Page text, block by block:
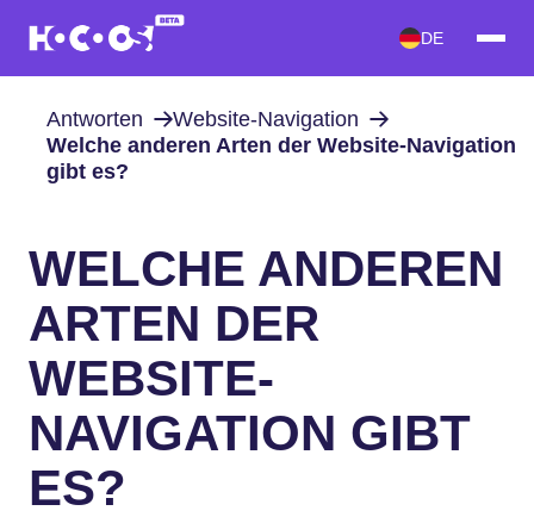
DE
Antworten
Website-Navigation
Welche anderen Arten der Website-Navigation
gibt es?
WELCHE ANDEREN
ARTEN DER
WEBSITE-
NAVIGATION GIBT
ES?